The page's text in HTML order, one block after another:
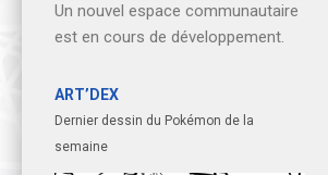
Un nouvel espace communautaire
est en cours de développement.
ART’DEX
Dernier dessin du Pokémon de la
semaine